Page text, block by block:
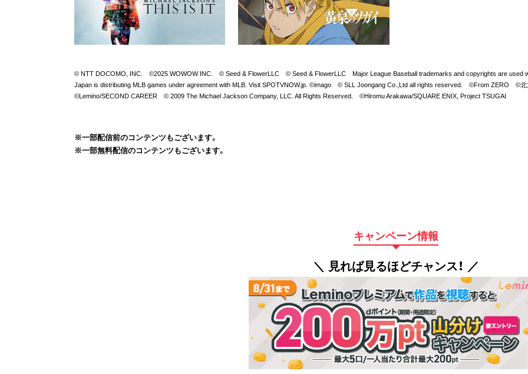
© NTT DOCOMO, INC. ©2025 WOWOW INC. © Seed & FlowerLLC © Seed & FlowerLLC Major League Baseball trademarks and copyrights are used
Japan is distributing MLB games under agreement with MLB. Visit SPOTVNOW.jp. ©imago © SLL Joongang Co.,Ltd all rights reserved. ©From ZERO
©Lemino/SECOND CAREER © 2009 The Michael Jackson Company, LLC. All Rights Reserved. ©Hiromu Arakawa/SQUARE ENIX, Project TSUGAI
※一部配信前のコンテンツもございます。
※一部無料配信のコンテンツもございます。
キャンペーン情報
＼ 見れば見るほどチャンス！ ／